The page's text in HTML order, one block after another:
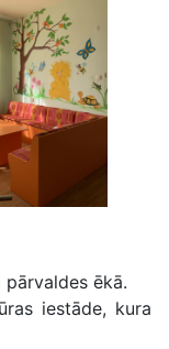
ēkā.
iestāde, kura